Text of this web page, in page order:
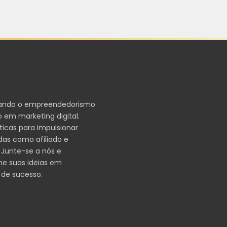
o empreendedorismo
em marketing digital.
para impulsionar
como afiliado e
se a nós e
suas ideias em
sucesso.